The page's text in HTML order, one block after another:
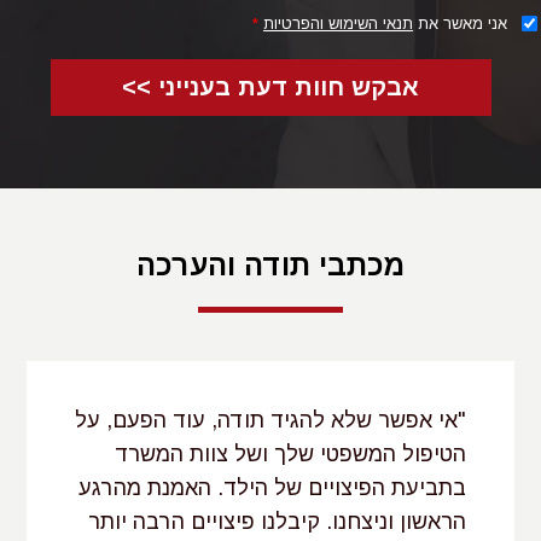
הסיוע האפשריים - בסיוע, הניתן על ידי קרובי משפחה, תבוצע
הפגיעה ולהיקף העזרה שניתנה. במסגרת זו יילקחו בחשבון גם
הפסדי שכר, שנגרמו לבן המשפחה המסייע, אשר נאלץ
אני מאשר את תנאי השימוש והפרטיות *
אבקש חוות דעת בענייני >>
מכתבי תודה והערכה
"אי אפשר שלא להגיד תודה, עוד הפעם, על
הטיפול המשפטי שלך ושל צוות המשרד
בתביעת הפיצויים של הילד. האמנת מהרגע
הראשון וניצחנו. קיבלנו פיצויים הרבה יותר